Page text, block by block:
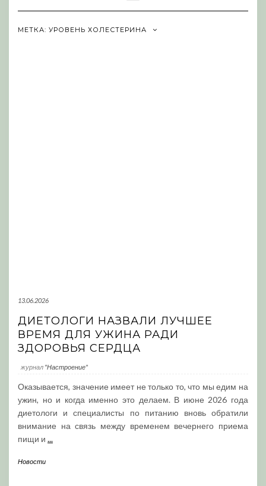
Navigation
МЕТКА: УРОВЕНЬ ХОЛЕСТЕРИНА
13.06.2026
ДИЕТОЛОГИ НАЗВАЛИ ЛУЧШЕЕ
ВРЕМЯ ДЛЯ УЖИНА РАДИ
ЗДОРОВЬЯ СЕРДЦА
журнал "Настроение"
Оказывается, значение имеет не только то, что мы едим на
ужин, но и когда именно это делаем. В июне 2026 года
диетологи и специалисты по питанию вновь обратили
внимание на связь между временем вечернего приема
пищи и ...
Новости